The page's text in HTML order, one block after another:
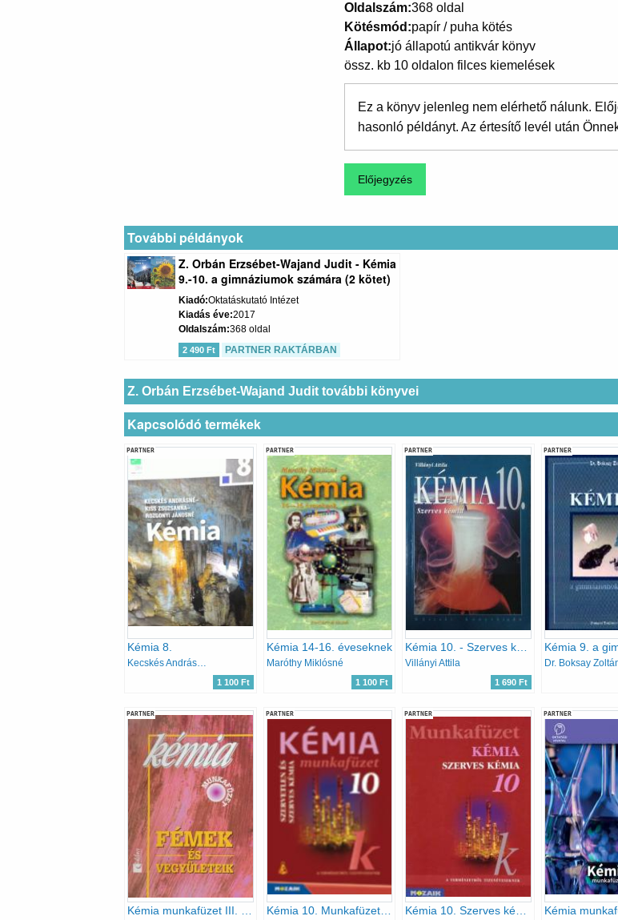
Oldalszám 368 oldal
Kötésmód papír / puha kötés
Állapot jó állapotú antikvár könyv
össz. kb 10 oldalon filces kiemelések
Ez a könyv jelenleg nem elérhető nálunk.
hasonló példányt. Az értesítő levél után
További példányok
Z. Orbán Erzsébet-Wajand Judit - Kémia
9.-10. a gimnáziumok számára (2 kötet)
Kiadó Oktatáskutató Intézet
Kiadás éve 2017
Oldalszám 368 oldal
2 490 Ft PARTNER RAKTÁRBAN
Z. Orbán Erzsébet-Wajand Judit további könyvei
Kapcsolódó termékek
PARTNER
Kémia 8.
1 100 Ft
PARTNER
Kémia 14-16. éveseknek
Maróthy Miklósné
1 100 Ft
PARTNER
Villányi Attila
1 690 Ft
PARTNER
Dr. Boksay
PARTNER
Kémia munkafüzet III. - Fémek és Vegyületeik
PARTNER
Kémia 10. Munkafüzet - Szervetlen és szerves kémia
PARTNER
Kémia 10. Szerves kémiai ismeretek. MS-2820T Munkafüzet
PARTNER